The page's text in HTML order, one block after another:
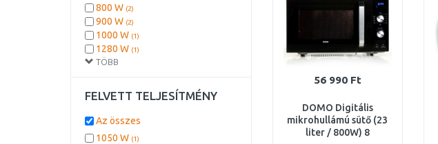
56 990 Ft
DOMO Digitális
mikrohullámú sütő (23
liter / 800W) 8
TÖBB
800 W (2)
900 W (2)
1000 W (1)
1280 W (1)
1550 W
FELVETT TELJESÍTMÉNY
Az összes
1050 W (1)